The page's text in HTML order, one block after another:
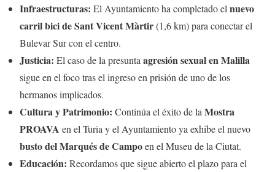
Infraestructuras: El Ayuntamiento ha completado el nuevo
carril bici de Sant Vicent Màrtir(1,6 km) para conectar el
Bulevar Sur con el centro.
Justicia: El caso de la presunta agresión sexual en Malilla
sigue en el foco tras el ingreso en prisión de uno de los
hermanos implicados.
Cultura y Patrimonio: Continúa el éxito de la Mostra
PROAVA en el Turia y el Ayuntamiento ya exhibe el nuevo
busto del Marqués de Campoen el Museu de la Ciutat.
Educación: Recordamos que sigue abierto el plazo para el